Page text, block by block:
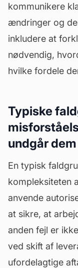
kommunikere
ændringer og
inkludere at
nødvendig,
hvilke fordele
Typiske
undgår dem
En typisk
kompleksiteten
anvende
at sikre, at
anden fejl er
ved skift af
ufordelagtige